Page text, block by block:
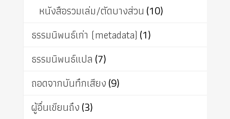
หนังสือรวมเล่ม/ตัดบางส่วน (10)
ธรรมนิพนธ์เก่า (metadata) (1)
ธรรมนิพนธ์แปล (7)
ถอดจากบันทึกเสียง(9)
ผู้อื่นเขียนถึง(3)